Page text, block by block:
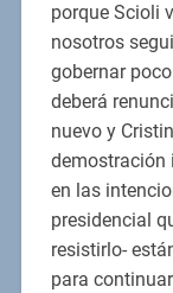
porque Scioli
nosotros
gobernar
deberá
nuevo y
demostración
en las
presidencial
resistirlo-
para